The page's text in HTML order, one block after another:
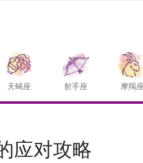
天蝎座 射手座 摩羯
应对攻略